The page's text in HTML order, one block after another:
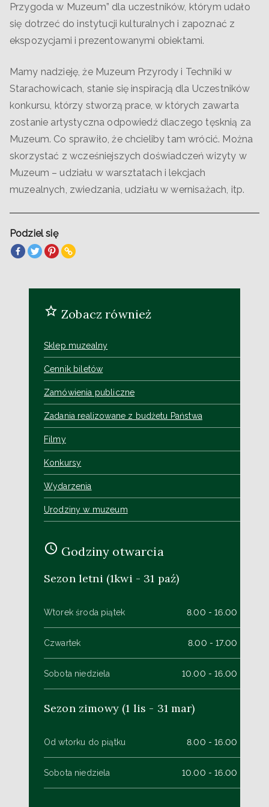
Przygoda w Muzeum” dla uczestników, którym udało
się dotrzeć do instytucji kulturalnych i zapoznać z
ekspozycjami i prezentowanymi obiektami.
Mamy nadzieję, że Muzeum Przyrody i Techniki w
Starachowicach, stanie się inspiracją dla Uczestników
konkursu, którzy stworzą prace, w których zawarta
zostanie artystyczna odpowiedź dlaczego tęsknią za
Muzeum. Co sprawiło, że chcieliby tam wrócić. Można
skorzystać z wcześniejszych doświadczeń wizyty w
Muzeum – udziału w warsztatach i lekcjach
muzealnych, zwiedzania, udziału w wernisażach, itp.
Podziel się
Zobacz również
Sklep muzealny
Cennik biletów
Zamówienia publiczne
Zadania realizowane z budżetu Państwa
Filmy
Konkursy
Wydarzenia
Urodziny w muzeum
Godziny otwarcia
Sezon letni (1kwi - 31 paź)
Wtorek środa piątek 8.00 - 16.00
Czwartek 8.00 - 17.00
Sobota niedziela 10.00 - 16.00
Sezon zimowy (1 lis - 31 mar)
Od wtorku do piątku 8.00 - 16.00
Sobota niedziela 10.00 - 16.00